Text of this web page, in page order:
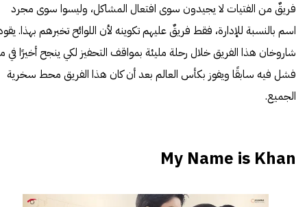
فريقٌ من الفتيات لا يجيدون سوى افتعال المشاكل، وليسوا سوى مجرد
اسم بالنسبة للإدارة، فقط فريقٌ عليهم تكوينه لأن اللوائح تخبرهم بهذا.
شاروخان هذا الفريق خلال رحلة مليئة بمواقف التحفيز لكي ينجح أخيرًا في
فشل فيه سابقًا ويفوز بكأس العالم بعد أن كان هذا الفريق محط سخرية
الجميع.
My Name is Khan